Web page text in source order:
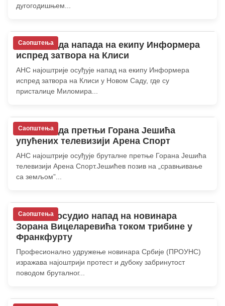
дугогодишњем...
Саопштења
АНС: Осуда напада на екипу Информера
испред затвора на Клиси
АНС најоштрије осуђује напад на екипу Информера
испред затвора на Клиси у Новом Саду, где су
присталице Миломира...
Саопштења
АНС: Осуда претњи Горана Јешића
упућених телевизији Арена Спорт
АНС најоштрије осуђује бруталне претње Горана Јешића
телевизији Арена Спорт.Јешићев позив на „сравњивање
са земљом”...
Саопштења
ПРОУНС осудио напад на новинара
Зорана Вицеларевића током трибине у
Франкфурту
Професионално удружење новинара Србије (ПРОУНС)
изражава најоштрији протест и дубоку забринутост
поводом бруталног...